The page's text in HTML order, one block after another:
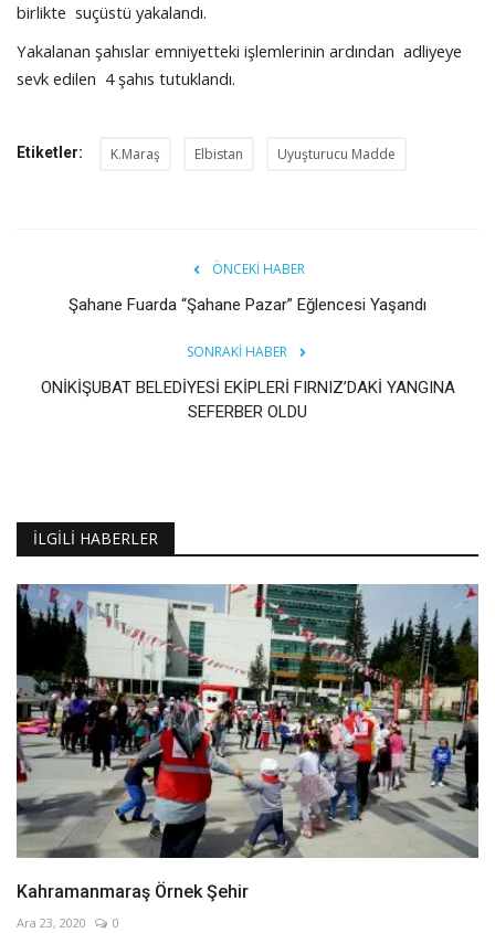
birlikte suçüstü yakalandı.
Yakalanan şahıslar emniyetteki işlemlerinin ardından adliyeye
sevk edilen 4 şahıs tutuklandı.
Etiketler: K.Maraş Elbistan Uyuşturucu Madde
ÖNCEKI HABER
Şahane Fuarda “Şahane Pazar” Eğlencesi Yaşandı
SONRAKI HABER
ONİKİŞUBAT BELEDİYESİ EKİPLERİ FIRNIZ’DAKİ YANGINA
SEFERBER OLDU
İLGILI HABERLER
Kahramanmaraş Örnek Şehir
Ara 23, 2020 0